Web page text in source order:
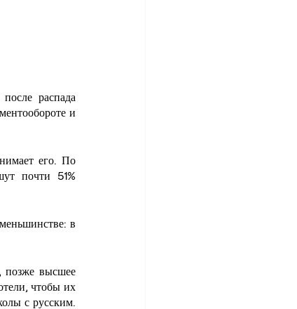
распада
и
его. По
почти 51%
в
позже высшее
чтобы их
с русским.